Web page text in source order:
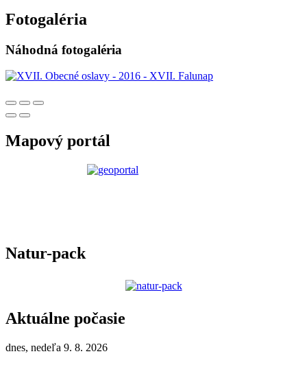
Fotogaléria
Náhodná fotogaléria
Mapový portál
Natur-pack
Aktuálne počasie
dnes, nedeľa 9. 8. 2026